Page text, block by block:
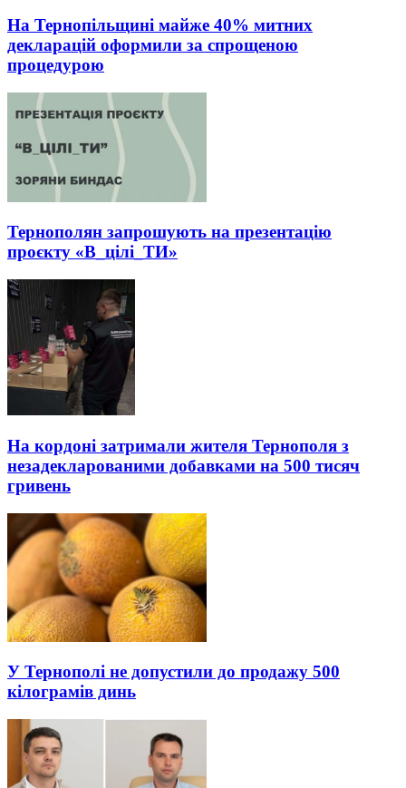
На Тернопільщині майже 40% митних
декларацій оформили за спрощеною
процедурою
Тернополян запрошують на презентацію
проєкту «В_цілі_ТИ»
На кордоні затримали жителя Тернополя з
незадекларованими добавками на 500 тисяч
гривень
У Тернополі не допустили до продажу 500
кілограмів динь